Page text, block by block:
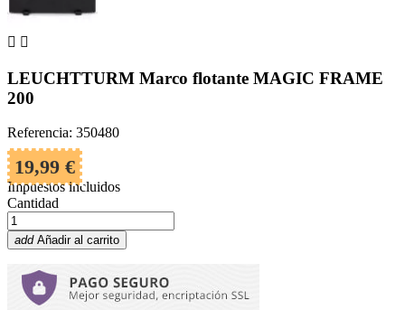
 
LEUCHTTURM Marco flotante MAGIC FRAME
200
Referencia: 350480
19,99 €
Impuestos incluidos
Cantidad
add Añadir al carrito